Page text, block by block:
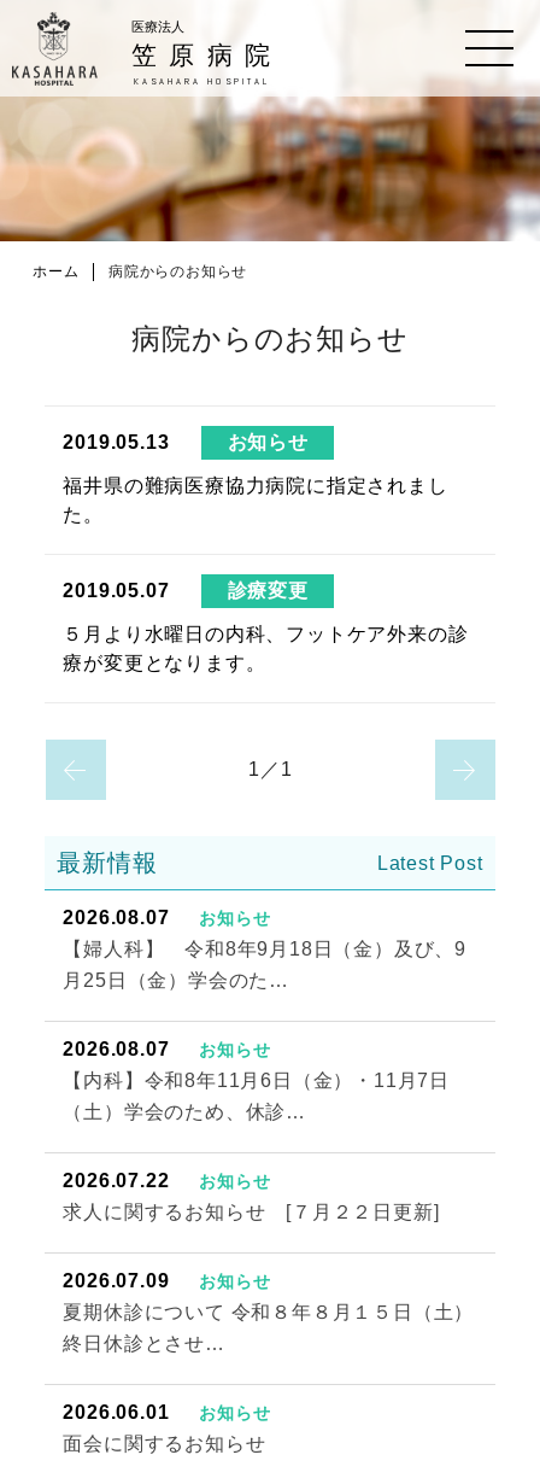
医療法人
笠原病院
KASAHARA HOSPITAL
ホーム 病院からのお知らせ
病院からのお知らせ
2019.05.13 お知らせ
福井県の難病医療協力病院に指定されまし
た。
2019.05.07 診療変更
５月より水曜日の内科、フットケア外来の診
療が変更となります。
1／1
最新情報
2026.08.07 お知らせ
【婦人科】 令和8年9月18日（金）及び、9
月25日（金）学会のた…
2026.08.07 お知らせ
【内科】令和8年11月6日（金）・11月7日
（土）学会のため、休診…
2026.07.22 お知らせ
求人に関するお知らせ [７月２２日更新]
2026.07.09 お知らせ
夏期休診について 令和８年８月１５日（土）
終日休診とさせ…
2026.06.01 お知らせ
面会に関するお知らせ